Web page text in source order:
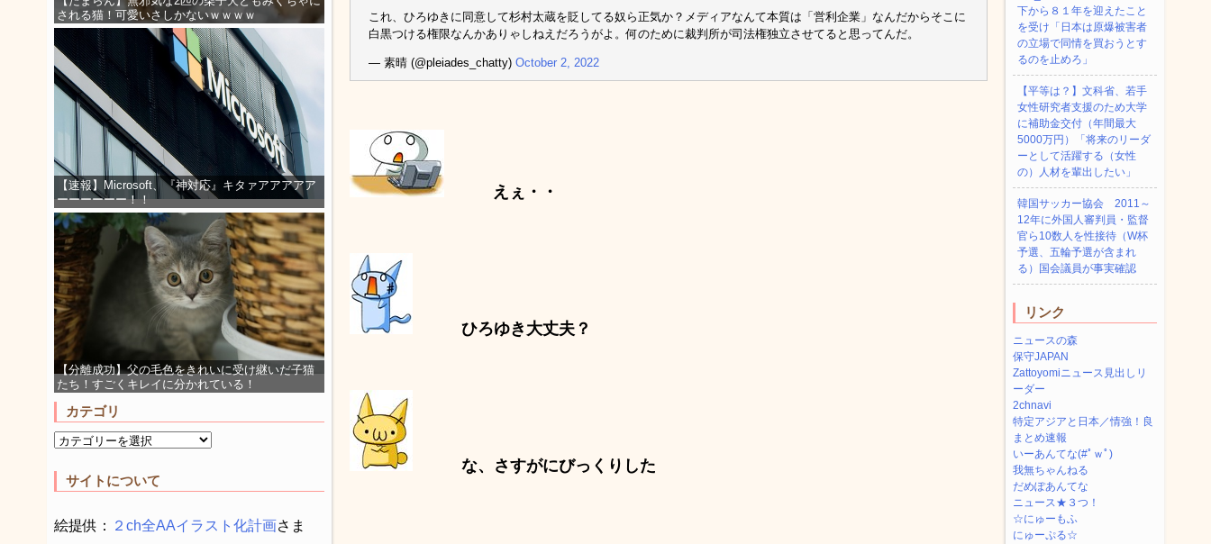
される猫！可愛いさしかないｗｗｗｗ
【速報】Microsoft、『神対応』キタァアアアアア
ーーーーーー！！
【分離成功】父の毛色をきれいに受け継いだ子猫
たち！すごくキレイに分かれている！
カテゴリ
サイトについて
絵提供： ２ch全AAイラスト化計画さま
これ、ひろゆきに同意して杉村太蔵を貶してる奴ら正気か？メディアなんて本質は「営利企業」なんだからそこに
白黒つける権限なんかありゃしねえだろうがよ。何のために裁判所が司法権独立させてると思ってんだ。
— 素晴 (@pleiades_chatty) October 2, 2022
えぇ・・
ひろゆき大丈夫？
な、さすがにびっくりした
下から８１年を迎えたこと
を受け「日本は原爆被害者
の立場で同情を買おうとす
るのを止めろ」
【平等は？】文科省、若手
女性研究者支援のため大学
に補助金交付（年間最大
5000万円）「将来のリーダ
ーとして活躍する（女性
の）人材を輩出したい」
韓国サッカー協会 2011～
12年に外国人審判員・監督
官ら10数人を性接待（W杯
予選、五輪予選が含まれ
る）国会議員が事実確認
リンク
ニュースの森
保守JAPAN
Zattoyomiニュース見出しリ
ーダー
2chnavi
特定アジアと日本／情強！良
まとめ速報
いーあんてな(#ﾟｗﾟ)
我無ちゃんねる
だめぽあんてな
ニュース★３つ！
☆にゅーもふ
にゅーぷる☆